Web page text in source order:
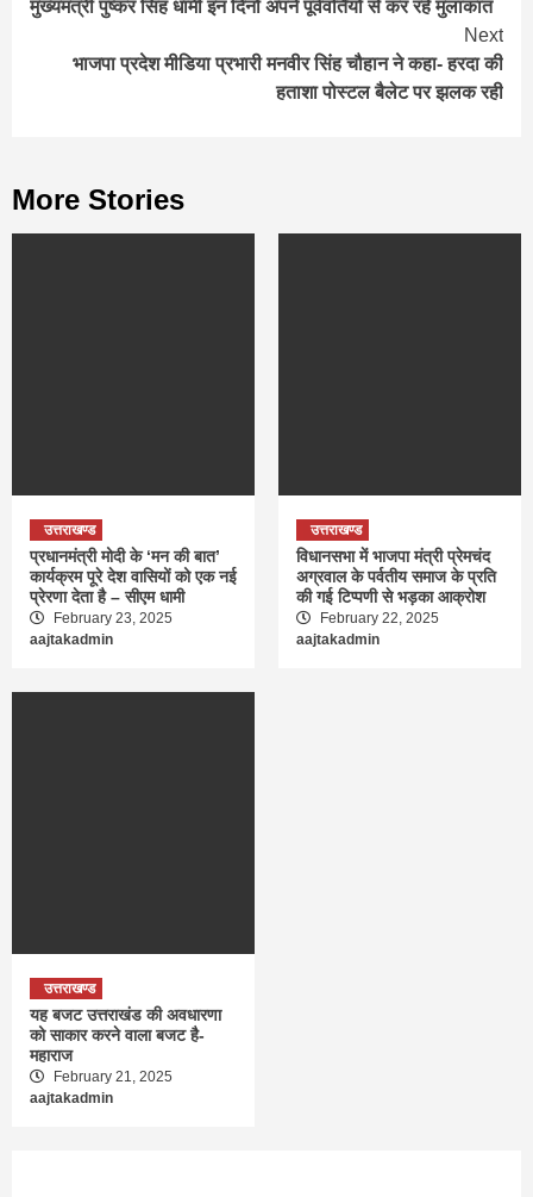
Reading
मुख्यमंत्री पुष्कर सिंह धामी इन दिनों अपने पूर्ववर्तियों से कर रहे मुलाकात
Next
भाजपा प्रदेश मीडिया प्रभारी मनवीर सिंह चौहान ने कहा- हरदा की
हताशा पोस्टल बैलेट पर झलक रही
More Stories
उत्तराखण्ड
प्रधानमंत्री मोदी के ‘मन की बात’
कार्यक्रम पूरे देश वासियों को एक नई
प्रेरणा देता है – सीएम धामी
February 23, 2025
aajtakadmin
उत्तराखण्ड
विधानसभा में भाजपा मंत्री प्रेमचंद
अग्रवाल के पर्वतीय समाज के प्रति
की गई टिप्पणी से भड़का आक्रोश
February 22, 2025
aajtakadmin
उत्तराखण्ड
यह बजट उत्तराखंड की अवधारणा
को साकार करने वाला बजट है-
महाराज
February 21, 2025
aajtakadmin